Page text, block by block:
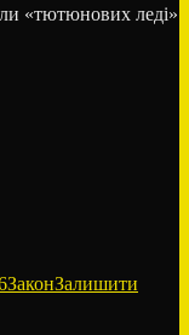
«тютюнових леді»
ЗаконЗалишити